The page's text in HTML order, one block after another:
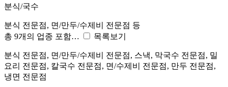
분식/국수
분식 전문점, 면/만두/수제비 전문점 등
총 9개의 업종 포함…
목록보기
분식 전문점, 면/만두/수제비 전문점, 스낵, 막국수 전문점, 밀
요리 전문점, 칼국수 전문점, 면/수제비 전문점, 만두 전문점,
냉면 전문점